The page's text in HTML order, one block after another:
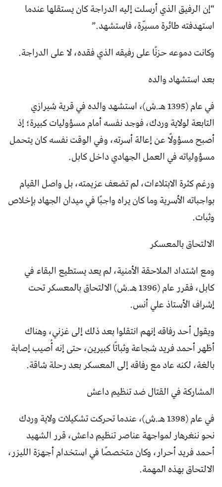
“إن الرفيق الذي أرسلت إليه الدراجة كان يستقلها عندما
استهدفته طائرة مسيّرة، فاستشهد.”
وكانت دموعه حزنًا على رفيقه الذي فقده، لا على الدراجة.
بعد استشهاد والده
في عام (1395 هـ.ش)، استشهد والده في قرية شيرازي
التابعة لولاية وردك، فوجد نفسه أمام مسؤوليات كبيرة؛ إذ
أصبح مسؤولًا عن إعالة أسرته، وفي الوقت نفسه كان يتحمل
مسؤولياته في العمل الجهادي داخل كابل.
ورغم كثرة الابتلاءات، لم تضعف عزيمته، بل واصل القيام
بواجباته الأسرية وما كان يراه واجبًا في ميدان الجهاد بإخلاص
وثبات.
الالتحاق بالمعسكر
ومع اشتداد الملاحقة الأمنية، لم يعد يستطيع البقاء في
كابل، فقرر عام (1396 هـ.ش) الالتحاق بالمعسكر تحت
إشراف الأستاذ علي أنس.
ويقول أحد رفاقه إنهم انتقلوا بعد ذلك إلى غزني، وهناك
أظهر أحمد فريد شجاعة وثباتًا كبيرين، حتى إنه أُصيب إصابة
بالغة، لكنه عاد مع رفاقه إلى المعسكر بعد رحلة شاقة.
المشاركة في القتال ضد تنظيم داعش
في عام (1398 هـ.ش)، عندما تحركت تشكيلات ولاية وردك
نحو ننغرهار لمواجهة عناصر تنظيم داعش، قرر الشهيد
أحمد فريد أحرار، وكان متخصصًا في استخدام أجهزة الليزر،
الالتحاق بهذه المهمة.